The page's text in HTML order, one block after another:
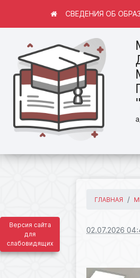
Версия сайта
для
слабовидящих
СВЕДЕНИЯ ОБ
ГЛАВНАЯ
02.07.2026